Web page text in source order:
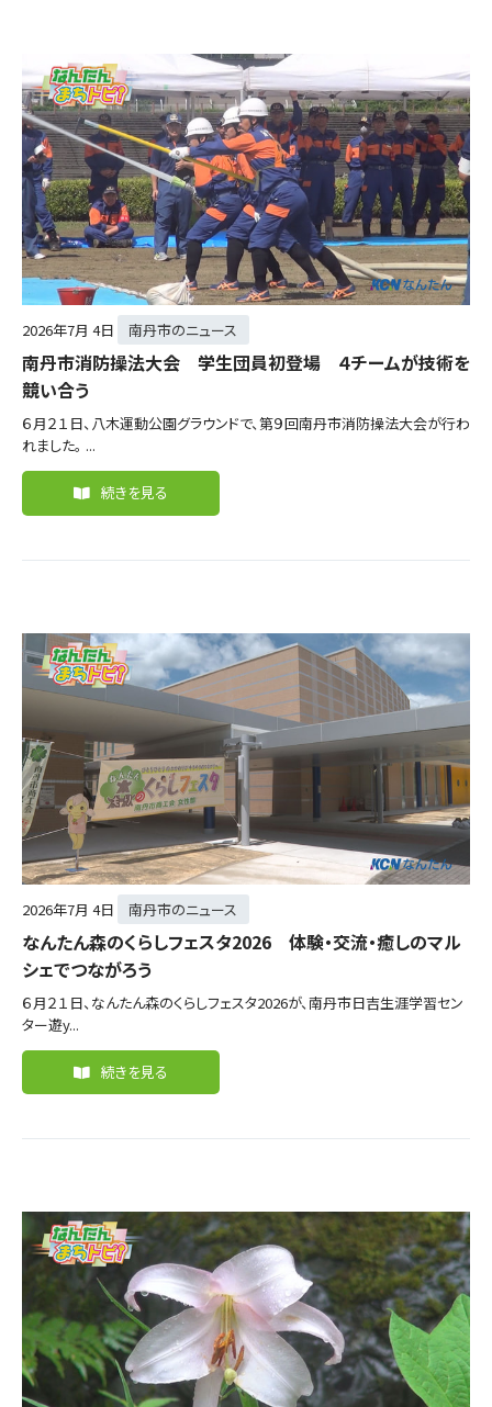
2026年7月 4日 南丹市のニュース
南丹市消防操法大会 学生団員初登場 ４チームが技術を
競い合う
６月２１日、八木運動公園グラウンドで、第９回南丹市消防操法大会が行わ
れました。 ...
続きを見る
2026年7月 4日 南丹市のニュース
なんたん森のくらしフェスタ2026 体験・交流・癒しのマル
シェでつながろう
６月２１日、なんたん森のくらしフェスタ2026が、南丹市日吉生涯学習セン
ター遊y...
続きを見る